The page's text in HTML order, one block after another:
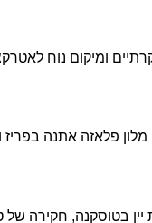
ומיקום נוח
פלאזה אתנה בפריז
בטוסקנה, חקירה של